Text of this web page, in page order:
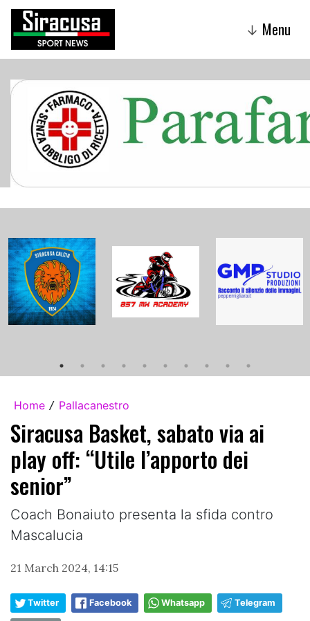
↓ Menu
Home / Pallacanestro
Siracusa Basket, sabato via ai
play off: “Utile l’apporto dei
senior”
Coach Bonaiuto presenta la sfida contro
Mascalucia
21 March 2024, 14:15
Twitter Facebook Whatsapp Telegram